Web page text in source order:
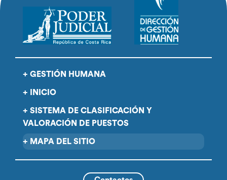
GESTIÓN HUMANA
INICIO
SISTEMA DE CLASIFICACIÓN Y
VALORACIÓN DE PUESTOS
MAPA DEL SITIO